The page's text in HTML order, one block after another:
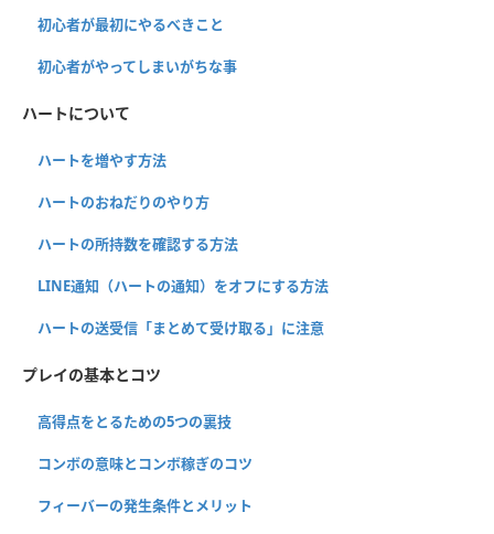
初心者が最初にやるべきこと
初心者がやってしまいがちな事
ハートについて
ハートを増やす方法
ハートのおねだりのやり方
ハートの所持数を確認する方法
LINE通知（ハートの通知）をオフにする方法
ハートの送受信「まとめて受け取る」に注意
プレイの基本とコツ
高得点をとるための5つの裏技
コンボの意味とコンボ稼ぎのコツ
フィーバーの発生条件とメリット